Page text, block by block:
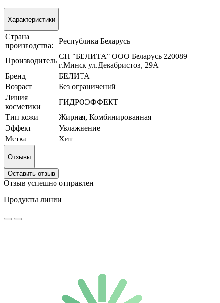
Характеристики
Страна
производства:
Республика Беларусь
Производитель
СП "БЕЛИТА" ООО Беларусь 220089
г.Минск ул.Декабристов, 29А
Бренд
БЕЛИТА
Возраст
Без ограничений
Линия
косметики
ГИДРОЭФФЕКТ
Тип кожи
Жирная, Комбинированная
Эффект
Увлажнение
Метка
Хит
Отзывы
Оставить отзыв
Отзыв успешно отправлен
Продукты линии